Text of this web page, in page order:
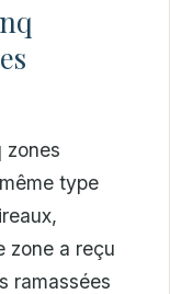
zones
type
zone a reçu
ramassées